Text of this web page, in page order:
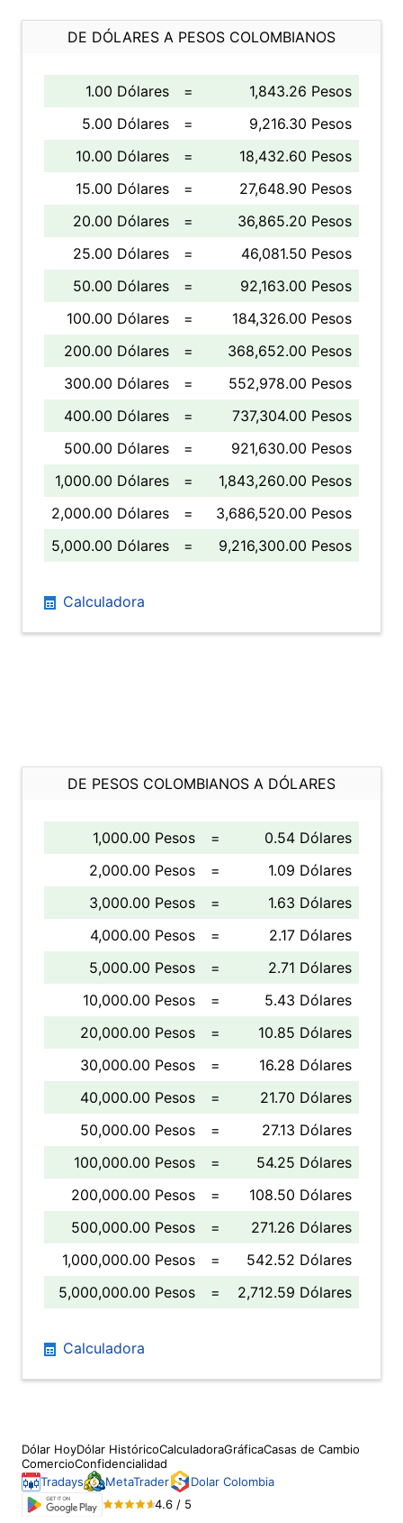
DE DÓLARES A PESOS COLOMBIANOS
1.00 Dólares =
1,843.26 Pesos
5.00 Dólares
=
9,216.30 Pesos
10.00 Dólares
=
18,432.60 Pesos
15.00 Dólares
=
27,648.90 Pesos
20.00 Dólares
=
36,865.20 Pesos
25.00 Dólares
=
46,081.50 Pesos
50.00 Dólares
=
92,163.00 Pesos
100.00 Dólares
=
184,326.00 Pesos
200.00 Dólares
=
368,652.00 Pesos
300.00 Dólares
=
552,978.00 Pesos
400.00 Dólares
=
737,304.00 Pesos
500.00 Dólares
=
921,630.00 Pesos
1,000.00 Dólares
=
1,843,260.00 Pesos
2,000.00 Dólares
=
3,686,520.00 Pesos
5,000.00 Dólares
= 9,216,300.00 Pesos
Calculadora
DE PESOS COLOMBIANOS A DÓLARES
1,000.00 Pesos =
0.54 Dólares
2,000.00 Pesos
=
1.09 Dólares
3,000.00 Pesos
=
1.63 Dólares
4,000.00 Pesos
=
2.17 Dólares
5,000.00 Pesos
=
2.71 Dólares
10,000.00 Pesos
=
5.43 Dólares
20,000.00 Pesos
=
10.85 Dólares
30,000.00 Pesos
=
16.28 Dólares
40,000.00 Pesos
=
21.70 Dólares
50,000.00 Pesos
=
27.13 Dólares
100,000.00 Pesos
=
54.25 Dólares
200,000.00 Pesos
=
108.50 Dólares
500,000.00 Pesos
=
271.26 Dólares
1,000,000.00 Pesos
=
542.52 Dólares
5,000,000.00 Pesos
= 2,712.59 Dólares
Calculadora
Dólar HoyDólar HistóricoCalculadoraGráficaCasas de Cambio
ComercioConfidencialidad
Tradays
MetaTrader
Dolar Colombia
4.6 / 5